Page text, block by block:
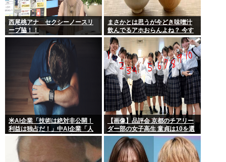
西尾桃アナ セクシーノースリ
ーブ脇！！
まさかとは思うが今どき味噌汁
飲んでるアホおらんよね？ 今す
ぐ捨てろ！死んでも知らんぞ！⚰
米AI企業「技術は絶対非公開！
利益は独占だ！」中AI企業「人
類に公開します、独り占めなん
て罰が当たる」これ
【画像】品評会 京都のチアリー
ダー部の女子高生 童貞は10を選
ぶらしい